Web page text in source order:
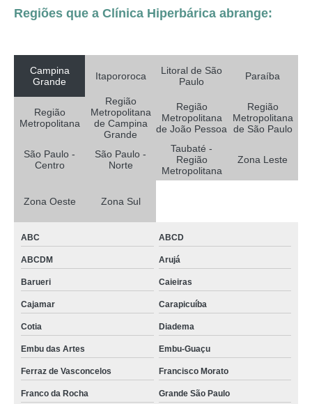
oxigenoterapia de alto fluxo agendar Santa Cecília
clínica que faz oxigenoterapia Vila Medeiros
oxigenoterapia tratamento de diabéticos agendar Água Rasa
clínica que faz oxigenoterapia tratamento de diabéticos Jardins
clínica que faz oxigenoterapia tratamento de feridas Vila Mariana
oxigenoterapia alto fluxo Jandira
oxigenoterapia tratamento de feridas Vila Leopoldina
oxigenoterapia de alto fluxo agendar Limão
oxigenoterapia tratamento de feridas agendar Sumaré
oxigenoterapia para tratamento de feridas agendar Belém
clínica que faz oxigenoterapia tratamento de diabéticos Zona Oeste
oxigenoterapia para cicatrização Pacaembu
clínica que faz oxigenoterapia alto fluxo e baixo fluxo São Domingos
Regiões que a Clínica Hiperbárica abrange:
Campina
Grande
Itapororoca
Litoral de São
Paulo
Paraíba
Região
Metropolitana
Região
Metropolitana
de Campina
Grande
Região
Metropolitana
de João Pessoa
Região
Metropolitana
de São Paulo
São Paulo -
Centro
São Paulo -
Norte
Taubaté -
Região
Metropolitana
Zona Leste
Zona Oeste Zona Sul
ABC ABCD
ABCDM Arujá
Barueri Caieiras
Cajamar Carapicuíba
Cotia Diadema
Embu das Artes Embu-Guaçu
Ferraz de Vasconcelos Francisco Morato
Franco da Rocha Grande São Paulo